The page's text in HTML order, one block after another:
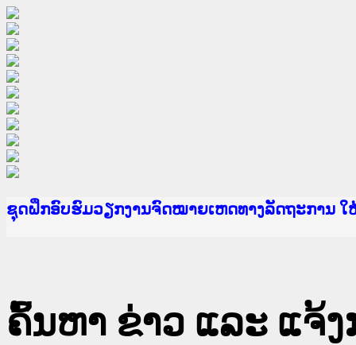
Ministry of Justice Lao PDR
ເຜີຍແຜ່ວັບໄຊຈົດໝາຍເຫດທາງລັດຖະການ ແລະ ແອັ
ກະຊວງຍຸຕິທຳ
ຊຸດຝຶກອົບຮົມວຽກງານຈົດໝາຍເຫດທາງລັດຖະການ
ກອງປະຊຸມທົບທວນຄືນການຈັດຕັ້ງປະຕິບັດວຽກງານຈົ
ຝຶກອົບຮົມ ຜູ່ປະສານງານວຽກງານຈົດໝາຍເຫດທາງລັ
ຝຶກອົບຮົມ ຜູ່ປະສານງານວຽກງານຈົດໝາຍເຫດທາງລັ
ເຜີຍແຜ່ແອັບກົດໝາຍລາວ ແລະ ເວັບໄຊຈົດໝາຍເຫດ
ເຜີຍແຜ່ແອັບກົດໝາຍລາວ ແລະ ເວັບໄຊຈົດໝາຍເຫດ
ຍົກລະດັບວຽກງານຈົດໝາຍເຫດທາງລັດຖະການໃຫ້ຜູ້
ຊຸດຝຶກອົບຮົມວຽກງານຈົດໝາຍເຫດທາງລັດຖະການ ໃ
ຄົ້ນຫາ ຂ່າວ ແລະ ແຈ້ງ